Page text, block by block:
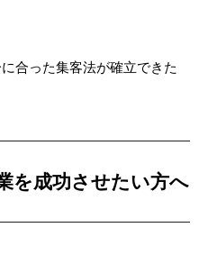
に合った集客法が確立できた
を成功させたい方へ